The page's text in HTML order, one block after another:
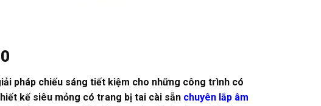
pháp chiếu sáng tiết kiệm cho những công trình có
kế siêu mỏng có trang bị tai cài sẵn chuyên lắp âm